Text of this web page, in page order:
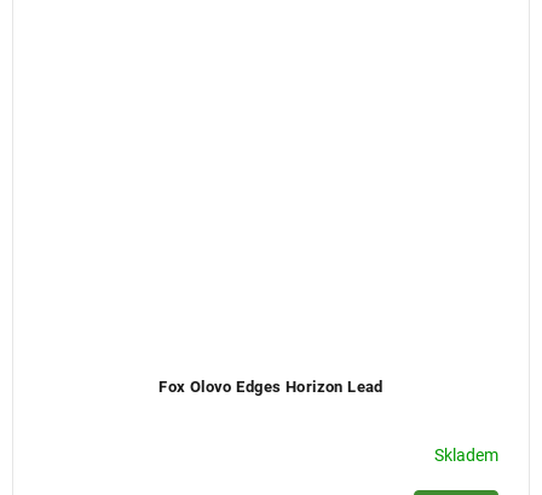
Fox Olovo Edges Horizon Lead
Skladem